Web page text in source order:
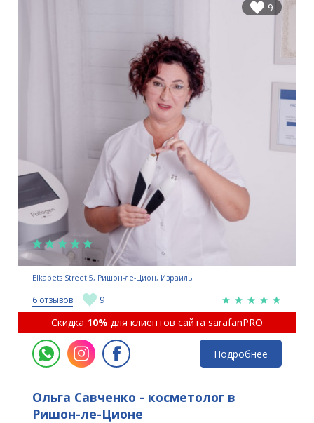
9
Ольга Савченко - косметолог в
Ришон-ле-Ционе
Elkabets Street 5, Ришон-ле-Цион, Израиль
6 отзывов 9
Скидка 10% для клиентов сайта sarafanPRO
Подробнее